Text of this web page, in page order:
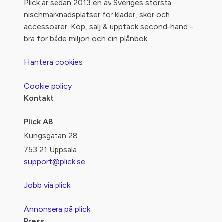
Plick är sedan 2013 en av Sveriges största
nischmarknadsplatser för kläder, skor och
accessoarer. Köp, sälj & upptäck second-hand -
bra för både miljön och din plånbok.
Hantera cookies
Cookie policy
Kontakt
Plick AB
Kungsgatan 28
753 21 Uppsala
support@plick.se
Jobb via plick
Annonsera på plick